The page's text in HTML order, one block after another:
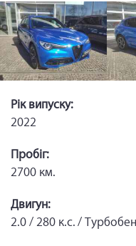
Рік випуску:
2022
Пробіг:
2700 км.
Двигун:
2.0 / 280 к.с. /